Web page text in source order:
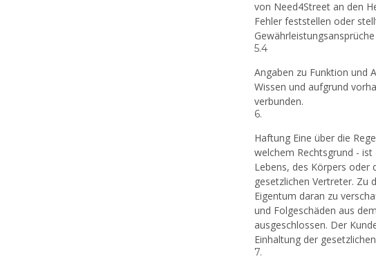
von Need4Street an den
Fehler feststellen oder
5.4
Angaben zu Funktion und
Wissen und aufgrund
verbunden.
6.
Haftung Eine über die
welchem Rechtsgrund -
Lebens, des Körpers oder
gesetzlichen Vertreter. Zu
Eigentum daran zu
und Folgeschäden aus
ausgeschlossen. Der
Einhaltung der
7.